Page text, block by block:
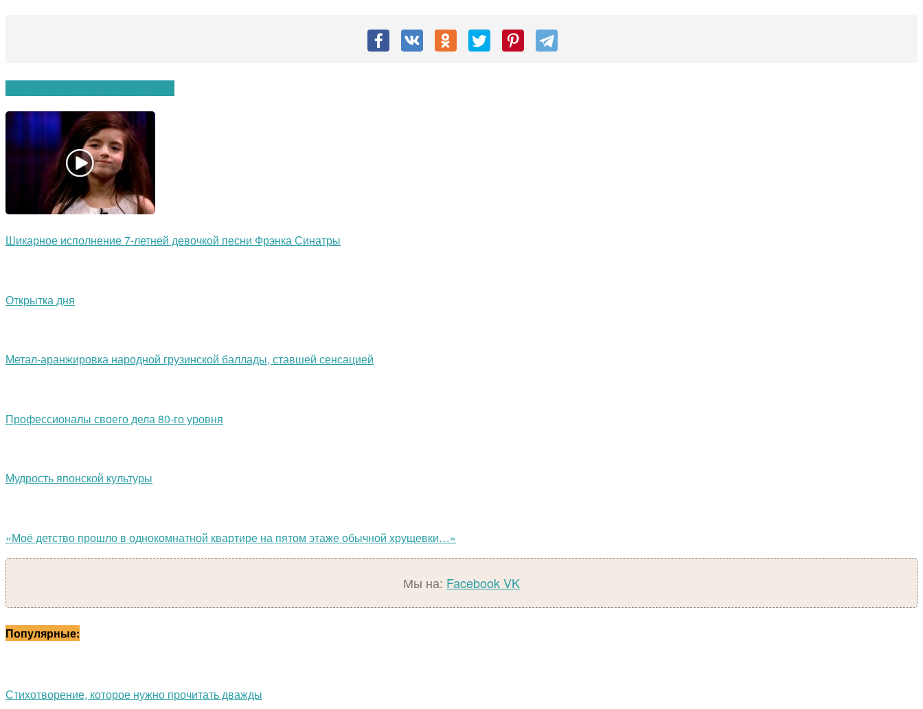
Шикарное исполнение 7-летней девочкой песни Фрэнка Синатры
Открытка дня
Метал-аранжировка народной грузинской баллады, ставшей сенсацией
Профессионалы своего дела 80-го уровня
Мудрость японской культуры
«Моё детство прошло в однокомнатной квартире на пятом этаже обычной хрущевки…»
Мы на: FacebookVK
Популярные:
Стихотворение, которое нужно прочитать дважды